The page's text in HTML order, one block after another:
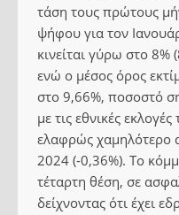
τάση τους πρώτους
ψήφου για τον
κινείται γύρω στο 8%
ενώ ο μέσος όρος
στο 9,66%, ποσοστό
με τις εθνικές
ελαφρώς χαμηλότερο
2024 (-0,36%). Το
τέταρτη θέση, σε
δείχνοντας ότι έχει